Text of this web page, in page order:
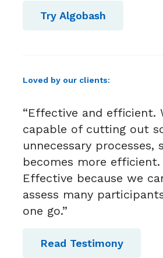
Try Algobash
Loved by our clients:
“Effective and efficient.
capable of cutting out
unnecessary processes,
becomes more efficient.
Effective because we
assess many
one go.”
Read Testimony